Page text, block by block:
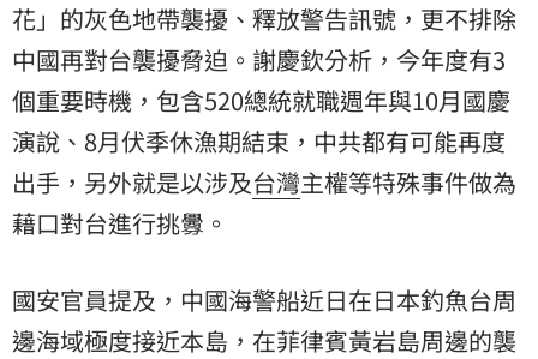
花」的灰色地帶襲擾、釋放警告訊號，更不排除
中國再對台襲擾脅迫。謝慶欽分析，今年度有3
個重要時機，包含520總統就職週年與10月國慶
演說、8月伏季休漁期結束，中共都有可能再度
出手，另外就是以涉及台灣主權等特殊事件做為
藉口對台進行挑釁。
國安官員提及，中國海警船近日在日本釣魚台周
邊海域極度接近本島，在菲律賓黃岩島周邊的襲